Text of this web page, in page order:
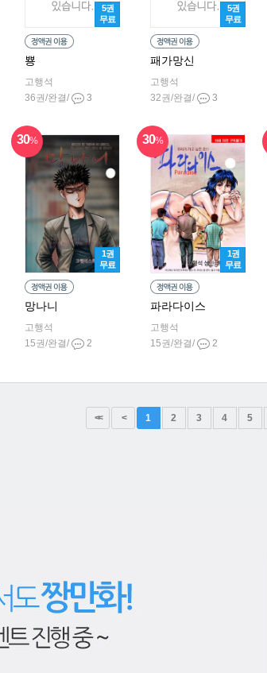
5권
무료
뿅
고행석
36권/완결/
3
5권
무료
패가망신
고행석
32권/완결/
3
30%
1권
무료
망나니
고행석
15권/완결/
2
30%
1권
무료
파라다이스
고행석
15권/완결/
2
<< < 1 2 3 4 5